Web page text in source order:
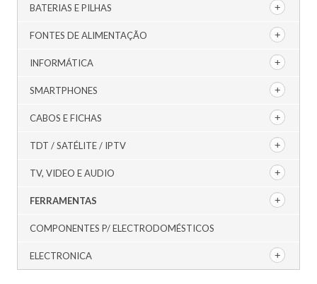
BATERIAS E PILHAS
FONTES DE ALIMENTAÇÃO
INFORMÁTICA
SMARTPHONES
CABOS E FICHAS
TDT / SATÉLITE / IPTV
TV, VIDEO E AUDIO
FERRAMENTAS
COMPONENTES P/ ELECTRODOMÉSTICOS
ELECTRONICA